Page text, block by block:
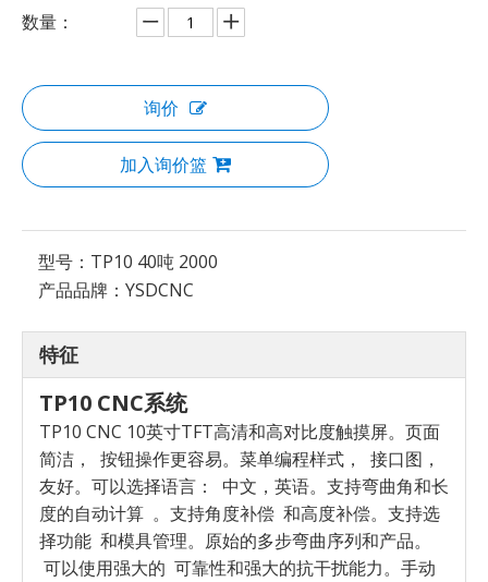
数量：
询价
加入询价篮
型号： TP10 40吨 2000
产品品牌： YSDCNC
特征
TP10 CNC系统
TP10 CNC 10英寸TFT高清和高对比度触摸屏。页面
简洁， 按钮操作更容易。菜单编程样式， 接口图，
友好。可以选择语言： 中文，英语。支持弯曲角和长
度的自动计算 。支持角度补偿 和高度补偿。支持选
择功能 和模具管理。原始的多步弯曲序列和产品。
可以使用强大的 可靠性和强大的抗干扰能力。手动